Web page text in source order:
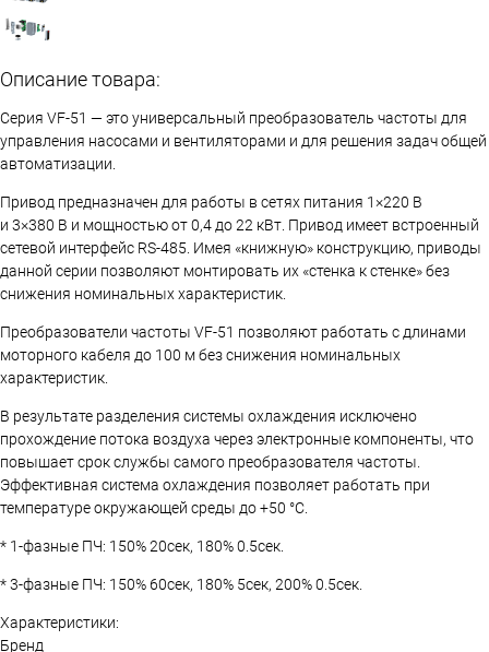
Описание товара:
Серия VF-51 — это универсальный преобразователь частоты для
управления насосами и вентиляторами и для решения задач общей
автоматизации.
Привод предназначен для работы в сетях питания 1×220 В
и 3×380 В и мощностью от 0,4 до 22 кВт. Привод имеет встроенный
сетевой интерфейс RS-485. Имея «книжную» конструкцию, приводы
данной серии позволяют монтировать их «стенка к стенке» без
снижения номинальных характеристик.
Преобразователи частоты VF-51 позволяют работать с длинами
моторного кабеля до 100 м без снижения номинальных
характеристик.
В результате разделения системы охлаждения исключено
прохождение потока воздуха через электронные компоненты, что
повышает срок службы самого преобразователя частоты.
Эффективная система охлаждения позволяет работать при
температуре окружающей среды до +50 °С.
* 1-фазные ПЧ: 150% 20сек, 180% 0.5сек.
* 3-фазные ПЧ: 150% 60сек, 180% 5сек, 200% 0.5сек.
Характеристики:
Бренд